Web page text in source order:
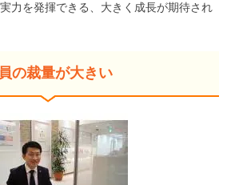
力を発揮できる、大きく成長が期待され
の裁量が大きい